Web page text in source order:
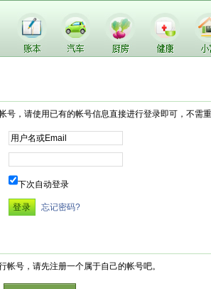
号，请使用已有的帐号信息直接进行登录即可，不需
下次自动登录
忘记密码?
帐号，请先注册一个属于自己的帐号吧。